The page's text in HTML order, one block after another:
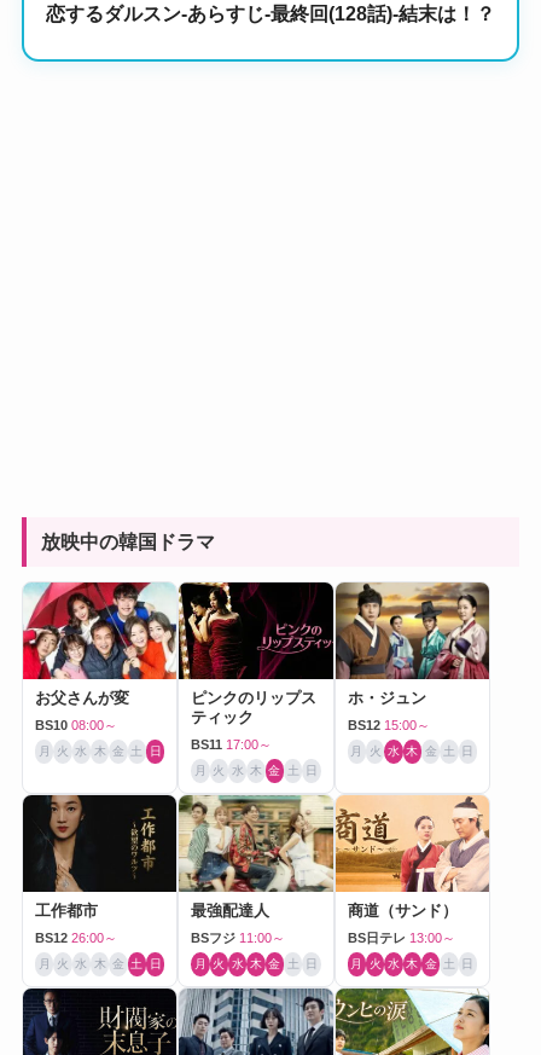
恋するダルスン-あらすじ-最終回(128話)-結末は！？
放映中の韓国ドラマ
お父さんが変
BS10 08:00～
月 火 水 木 金 土 日
ピンクのリップス
ティック
BS11 17:00～
月 火 水 木 金 土 日
ホ・ジュン
BS12 15:00～
月 火 水 木 金 土 日
工作都市
BS12 26:00～
月 火 水 木 金 土 日
最強配達人
BSフジ 11:00～
月 火 水 木 金 土 日
商道（サンド）
BS日テレ 13:00～
月 火 水 木 金 土 日